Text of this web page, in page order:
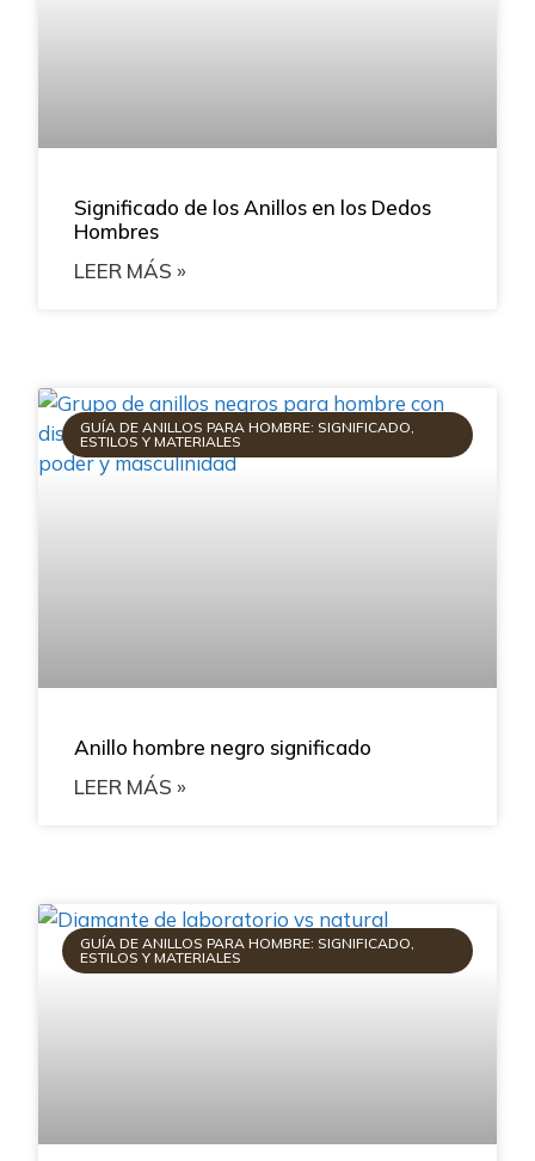
Significado de los Anillos en los Dedos
Hombres
LEER MÁS »
GUÍA DE ANILLOS PARA HOMBRE: SIGNIFICADO,
ESTILOS Y MATERIALES
Anillo hombre negro significado
LEER MÁS »
GUÍA DE ANILLOS PARA HOMBRE: SIGNIFICADO,
ESTILOS Y MATERIALES